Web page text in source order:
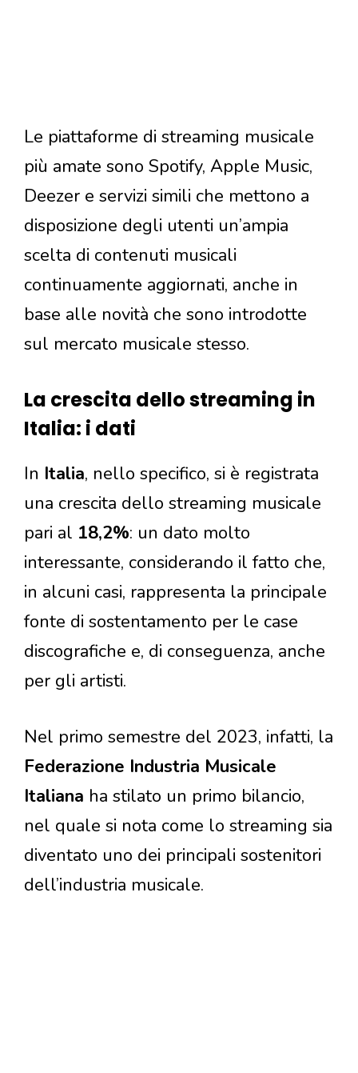
Le piattaforme di streaming musicale
più amate sono Spotify, Apple Music,
Deezer e servizi simili che mettono a
disposizione degli utenti un’ampia
scelta di contenuti musicali
continuamente aggiornati, anche in
base alle novità che sono introdotte
sul mercato musicale stesso.
La crescita dello streaming in
Italia: i dati
In Italia, nello specifico, si è registrata
una crescita dello streaming musicale
pari al 18,2%: un dato molto
interessante, considerando il fatto che,
in alcuni casi, rappresenta la principale
fonte di sostentamento per le case
discografiche e, di conseguenza, anche
per gli artisti.
Nel primo semestre del 2023, infatti, la
Federazione Industria Musicale
Italiana ha stilato un primo bilancio,
nel quale si nota come lo streaming sia
diventato uno dei principali sostenitori
dell’industria musicale.